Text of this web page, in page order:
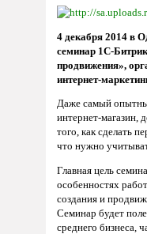
4 декабря 2014 в
семинар 1С-
продвижения»,
интернет-
Даже самый
интернет-магазин,
того, как сделать
что нужно
Главная цель
особенностях
создания и
Семинар будет
среднего бизнеса,